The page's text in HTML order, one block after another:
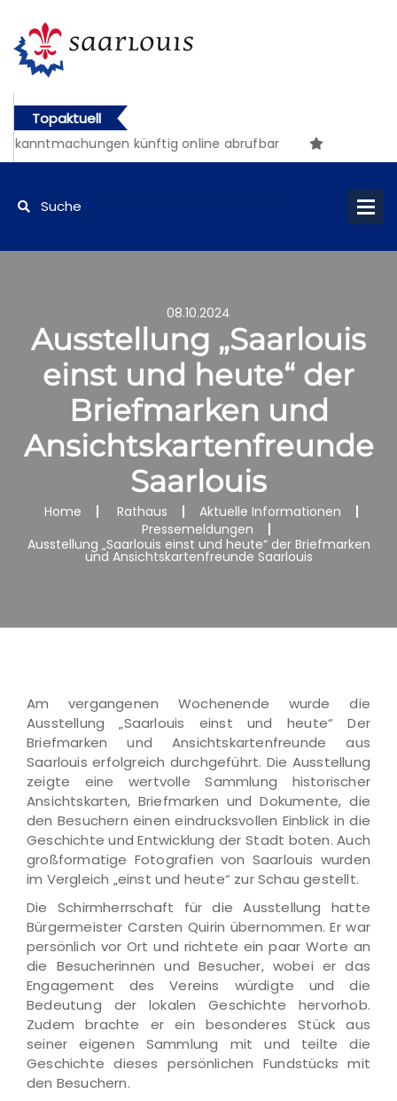
Topaktuell
künftig online abrufbar
08.10.2024
Ausstellung „Saarlouis
einst und heute“ der
Briefmarken und
Ansichtskartenfreunde
Saarlouis
Home Rathaus
Aktuelle Informationen
Pressemeldungen
Ausstellung „Saarlouis einst und heute“ der Briefmarken
und Ansichtskartenfreunde Saarlouis
Am vergangenen Wochenende wurde die
Ausstellung „Saarlouis einst und heute“ Der
Briefmarken und Ansichtskartenfreunde aus
Saarlouis erfolgreich durchgeführt. Die Ausstellung
zeigte eine wertvolle Sammlung historischer
Ansichtskarten, Briefmarken und Dokumente, die
den Besuchern einen eindrucksvollen Einblick in die
Geschichte und Entwicklung der Stadt boten. Auch
großformatige Fotografien von Saarlouis wurden
im Vergleich „einst und heute“ zur Schau gestellt.
Die Schirmherrschaft für die Ausstellung hatte
Bürgermeister Carsten Quirin übernommen. Er war
persönlich vor Ort und richtete ein paar Worte an
die Besucherinnen und Besucher, wobei er das
Engagement des Vereins würdigte und die
Bedeutung der lokalen Geschichte hervorhob.
Zudem brachte er ein besonderes Stück aus
seiner eigenen Sammlung mit und teilte die
Geschichte dieses persönlichen Fundstücks mit
den Besuchern.